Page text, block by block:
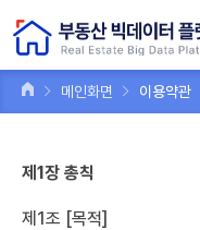
메인화면 이용약관
제1장 총칙
제1조 [목적]